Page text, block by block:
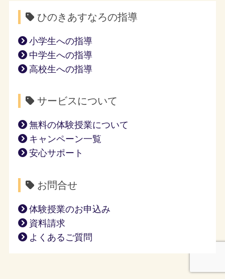
ひのきあすなろの指導
小学生への指導
中学生への指導
高校生への指導
サービスについて
無料の体験授業について
キャンペーン一覧
安心サポート
お問合せ
体験授業のお申込み
資料請求
よくあるご質問